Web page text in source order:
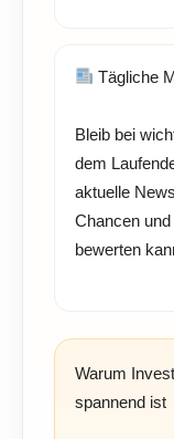
Tägliche
Bleib bei
dem
aktuelle
Chancen
bewerten
Warum
spannend ist